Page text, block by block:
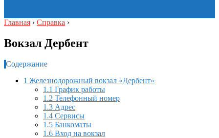
Главная › Справка ›
Вокзал Дербент
Содержание
1 Железнодорожный вокзал «Дербент»
1.1 График работы
1.2 Телефонный номер
1.3 Адрес
1.4 Сервисы
1.5 Банкоматы
1.6 Вход на вокзал